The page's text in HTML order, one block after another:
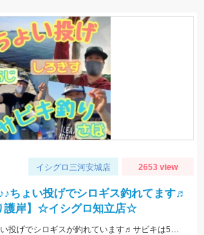
イシグロ三河安城店 2653 view
ちょい投げでシロギス釣れてます♬
護岸】☆イシグロ知立店☆
サビキでサバにアジ♪ちょい投げでシロギスが釣れています♬サビキは5号前後の針がオススメです☆